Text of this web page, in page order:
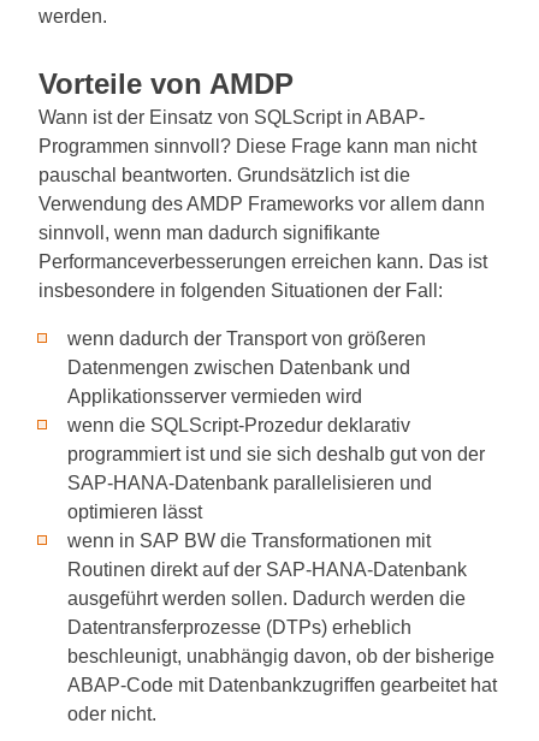
werden.
Vorteile von AMDP
Wann ist der Einsatz von SQLScript in ABAP-
Programmen sinnvoll? Diese Frage kann man nicht
pauschal beantworten. Grundsätzlich ist die
Verwendung des AMDP Frameworks vor allem dann
sinnvoll, wenn man dadurch signifikante
Performanceverbesserungen erreichen kann. Das ist
insbesondere in folgenden Situationen der Fall:
wenn dadurch der Transport von größeren
Datenmengen zwischen Datenbank und
Applikationsserver vermieden wird
wenn die SQLScript-Prozedur deklarativ
programmiert ist und sie sich deshalb gut von der
SAP-HANA-Datenbank parallelisieren und
optimieren lässt
wenn in SAP BW die Transformationen mit
Routinen direkt auf der SAP-HANA-Datenbank
ausgeführt werden sollen. Dadurch werden die
Datentransferprozesse (DTPs) erheblich
beschleunigt, unabhängig davon, ob der bisherige
ABAP-Code mit Datenbankzugriffen gearbeitet hat
oder nicht.